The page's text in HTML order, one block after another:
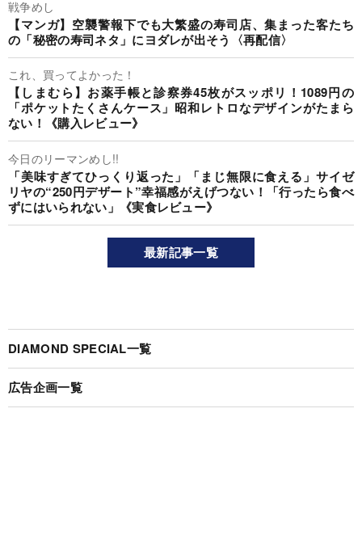
戦争めし
【マンガ】空襲警報下でも大繁盛の寿司店、集まった客たち
の「秘密の寿司ネタ」にヨダレが出そう〈再配信〉
これ、買ってよかった！
【しまむら】お薬手帳と診察券45枚がスッポリ！1089円の
「ポケットたくさんケース」昭和レトロなデザインがたまら
ない！《購入レビュー》
今日のリーマンめし!!
「美味すぎてひっくり返った」「まじ無限に食える」サイゼ
リヤの“250円デザート”幸福感がえげつない！「行ったら食べ
ずにはいられない」《実食レビュー》
最新記事一覧
DIAMOND SPECIAL一覧
広告企画一覧